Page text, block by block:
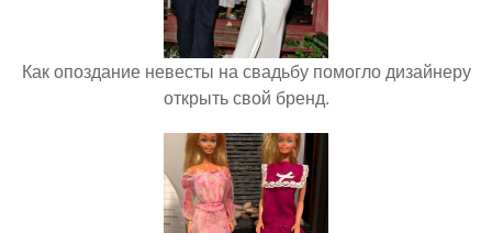
Как опоздание невесты на свадьбу помогло дизайнеру
открыть свой бренд.